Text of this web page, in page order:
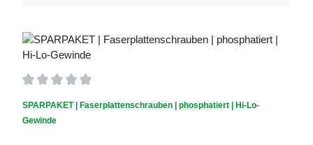
SPARPAKET | Faserplattenschrauben | phosphatiert | Hi-Lo-
Gewinde